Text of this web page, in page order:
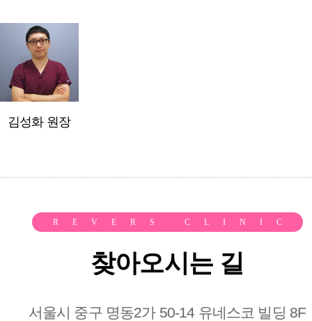
김성화 원장
REVERS CLINIC
찾아오시는 길
서울시 중구 명동2가 50-14 유네스코 빌딩 8F